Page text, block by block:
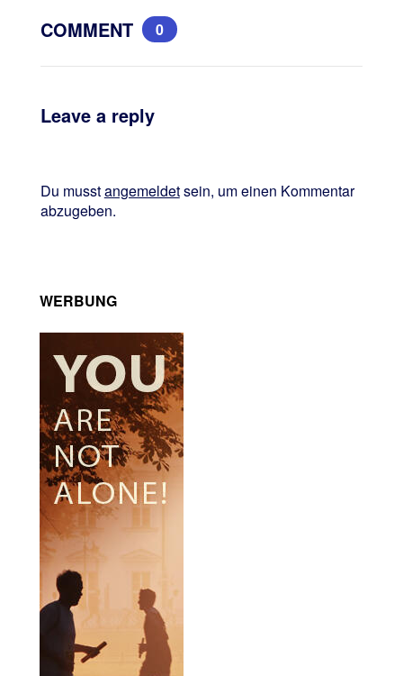
COMMENT 0
Leave a reply
Du musstangemeldetsein, um einen Kommentar
abzugeben.
WERBUNG